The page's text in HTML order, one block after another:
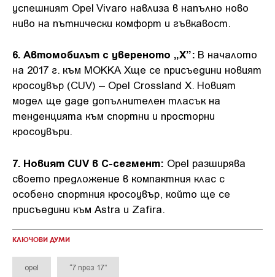
успешният Opel Vivaro навлиза в напълно ново
ниво на пътнически комфорт и гъвкавост.
6. Автомобилът с увереното „X”: В началото
на 2017 г. към MOKKA Xще се присъедини новият
кросоувър (CUV) – Opel Crossland X. Новият
модел ще даде допълнителен тласък на
тенденцията към спортни и просторни
кросоувъри.
7. Новият CUV в C-сегмент: Opel разширява
своето предложение в компактния клас с
особено спортния кросоувър, който ще се
присъедини към Astra и Zafira.
КЛЮЧОВИ ДУМИ
opel “7 през 17”